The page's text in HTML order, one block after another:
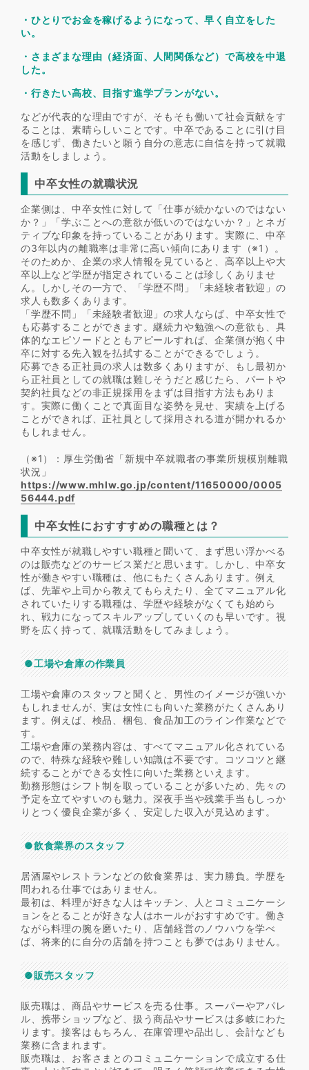
・ひとりでお金を稼げるようになって、早く自立をした
い。
・さまざまな理由（経済面、人間関係など）で高校を中退
した。
・行きたい高校、目指す進学プランがない。
などが代表的な理由ですが、そもそも働いて社会貢献をす
ることは、素晴らしいことです。中卒であることに引け目
を感じず、働きたいと願う自分の意志に自信を持って就職
活動をしましょう。
中卒女性の就職状況
企業側は、中卒女性に対して「仕事が続かないのではない
か？」「学ぶことへの意欲が低いのではないか？」とネガ
ティブな印象を持っていることがあります。実際に、中卒
の3年以内の離職率は非常に高い傾向にあります（※1）。
そのためか、企業の求人情報を見ていると、高卒以上や大
卒以上など学歴が指定されていることは珍しくありませ
ん。しかしその一方で、「学歴不問」「未経験者歓迎」の
求人も数多くあります。
「学歴不問」「未経験者歓迎」の求人ならば、中卒女性で
も応募することができます。継続力や勉強への意欲も、具
体的なエピソードとともアピールすれば、企業側が抱く中
卒に対する先入観を払拭することができるでしょう。
応募できる正社員の求人は数多くありますが、もし最初か
ら正社員としての就職は難しそうだと感じたら、パートや
契約社員などの非正規採用をまずは目指す方法もありま
す。実際に働くことで真面目な姿勢を見せ、実績を上げる
ことができれば、正社員として採用される道が開かれるか
もしれません。
（※1）：厚生労働省「新規中卒就職者の事業所規模別離職
状況」
https://www.mhlw.go.jp/content/11650000/0005
56444.pdf
中卒女性におすすすめの職種とは？
中卒女性が就職しやすい職種と聞いて、まず思い浮かべる
のは販売などのサービス業だと思います。しかし、中卒女
性が働きやすい職種は、他にもたくさんあります。例え
ば、先輩や上司から教えてもらえたり、全てマニュアル化
されていたりする職種は、学歴や経験がなくても始めら
れ、戦力になってスキルアップしていくのも早いです。視
野を広く持って、就職活動をしてみましょう。
●工場や倉庫の作業員
工場や倉庫のスタッフと聞くと、男性のイメージが強いか
もしれませんが、実は女性にも向いた業務がたくさんあり
ます。例えば、検品、梱包、食品加工のライン作業などで
す。
工場や倉庫の業務内容は、すべてマニュアル化されている
ので、特殊な経験や難しい知識は不要です。コツコツと継
続することができる女性に向いた業務といえます。
勤務形態はシフト制を取っていることが多いため、先々の
予定を立てやすいのも魅力。深夜手当や残業手当もしっか
りとつく優良企業が多く、安定した収入が見込めます。
●飲食業界のスタッフ
居酒屋やレストランなどの飲食業界は、実力勝負。学歴を
問われる仕事ではありません。
最初は、料理が好きな人はキッチン、人とコミュニケーシ
ョンをとることが好きな人はホールがおすすめです。働き
ながら料理の腕を磨いたり、店舗経営のノウハウを学べ
ば、将来的に自分の店舗を持つことも夢ではありません。
●販売スタッフ
販売職は、商品やサービスを売る仕事。スーパーやアパレ
ル、携帯ショップなど、扱う商品やサービスは多岐にわた
ります。接客はもちろん、在庫管理や品出し、会計なども
業務に含まれます。
販売職は、お客さまとのコミュニケーションで成立する仕